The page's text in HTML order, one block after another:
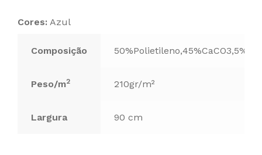
Cores: Azul
Composição
Peso/m2 210gr/m²
Largura 90 cm